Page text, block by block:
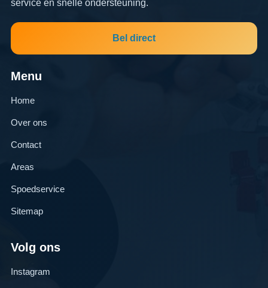
service en snelle ondersteuning.
Bel direct
Menu
Home
Over ons
Contact
Areas
Spoedservice
Sitemap
Volg ons
Instagram